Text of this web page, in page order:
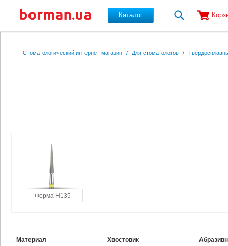
Каталог
Стоматологический интернет-магазин / Для стоматологов /
Форма H135
Материал Хвостовик